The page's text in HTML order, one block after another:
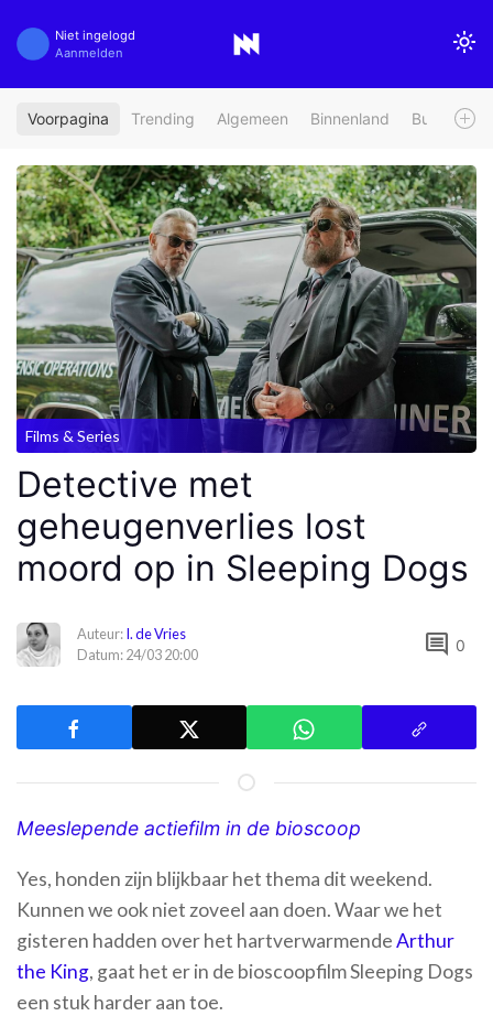
Niet ingelogd
Aanmelden
Voorpagina Trending Algemeen Binnenland Buitenland
Films & Series
Detective met
geheugenverlies lost
moord op in Sleeping Dogs
Auteur:I. de Vries
Datum: 24/03 20:00
comment 0
Meeslepende actiefilm in de bioscoop
Yes, honden zijn blijkbaar het thema dit weekend.
Kunnen we ook niet zoveel aan doen. Waar we het
gisteren hadden over het hartverwarmendeArthur
the King, gaat het er in de bioscoopfilm Sleeping Dogs
een stuk harder aan toe.